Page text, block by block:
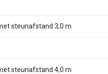
steunafstand 3,0 m
steunafstand 4,0 m